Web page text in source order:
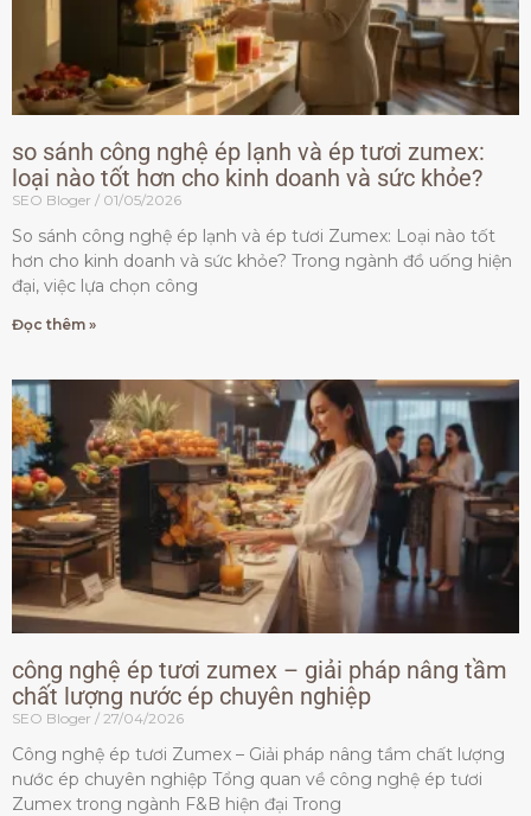
so sánh công nghệ ép lạnh và ép tươi zumex:
loại nào tốt hơn cho kinh doanh và sức khỏe?
SEO Bloger 01/05/2026
So sánh công nghệ ép lạnh và ép tươi Zumex: Loại nào tốt
hơn cho kinh doanh và sức khỏe? Trong ngành đồ uống hiện
đại, việc lựa chọn công
Đọc thêm »
công nghệ ép tươi zumex – giải pháp nâng tầm
chất lượng nước ép chuyên nghiệp
SEO Bloger 27/04/2026
Công nghệ ép tươi Zumex – Giải pháp nâng tầm chất lượng
nước ép chuyên nghiệp Tổng quan về công nghệ ép tươi
Zumex trong ngành F&B hiện đại Trong